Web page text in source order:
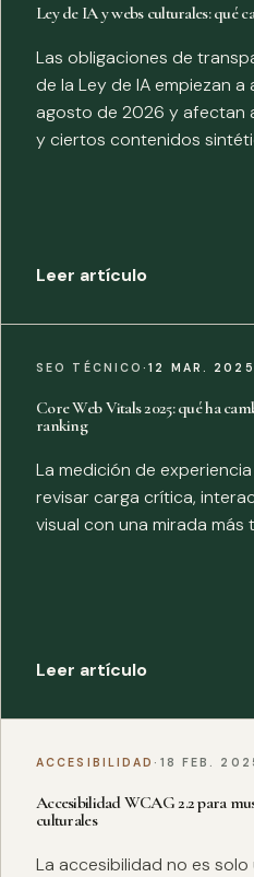
Ley de IA y webs culturales: qué
Las obligaciones de
de la Ley de IA empiezan a
agosto de 2026 y afectan
y ciertos contenidos
Leer artículo
SEO TÉCNICO·12 MAR. 2025
Core Web Vitals 2025: qué ha
ranking
La medición de
revisar carga crítica,
visual con una mirada más
Leer artículo
ACCESIBILIDAD · 18 FEB.
Accesibilidad WCAG 2.2 para
culturales
La accesibilidad no es